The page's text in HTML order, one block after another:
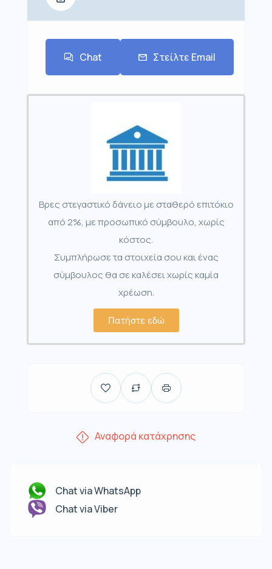
Chat Στείλτε Email
Βρες στεγαστικό δάνειο με σταθερό επιτόκιο
από 2%, με προσωπικό σύμβουλο, χωρίς
κόστος.
Συμπλήρωσε τα στοιχεία σου και ένας
σύμβουλος θα σε καλέσει χωρίς καμία
χρέωση.
Πατήστε εδώ
Αναφορά κατάχρησης
Chat via WhatsApp
Chat via Viber